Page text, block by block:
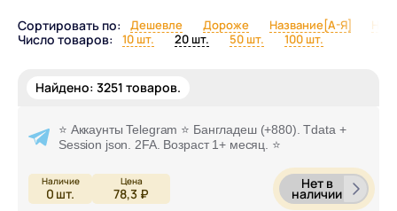
Сортировать по: Дешевле Дороже Название[А-Я]
Число товаров: 10 шт. 20 шт. 50 шт. 100 шт.
Найдено: 3251 товаров.
⭐ Аккаунты Telegram ⭐ Бангладеш (+880). Tdata +
Session json. 2FA. Возраст 1+ месяц. ⭐
0 шт. 78,3 ₽
Нет в
наличии